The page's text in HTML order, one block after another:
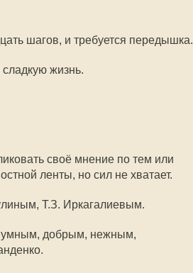
шагов, и требуется передышка.
жизнь.
своё мнение по тем или
ленты, но сил не хватает.
Т.З. Иркагалиевым.
умным, добрым, нежным,